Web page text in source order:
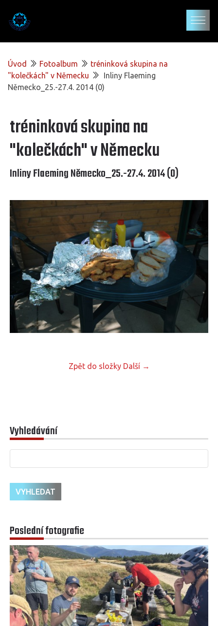
Úvod Fotoalbum
tréninková skupina na
"kolečkách" v Německu
Inliny Flaeming
Německo_25.-27.4. 2014 (0)
tréninková skupina na
"kolečkách" v Německu
Inliny Flaeming Německo_25.-27.4. 2014 (0)
Zpět do složky Další →
Vyhledávání
Poslední fotografie